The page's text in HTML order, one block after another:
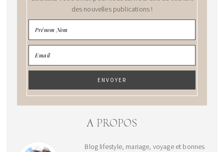
des nouvelles publications !
A PROPOS
Blog lifestyle, mariage, voyage et bonnes